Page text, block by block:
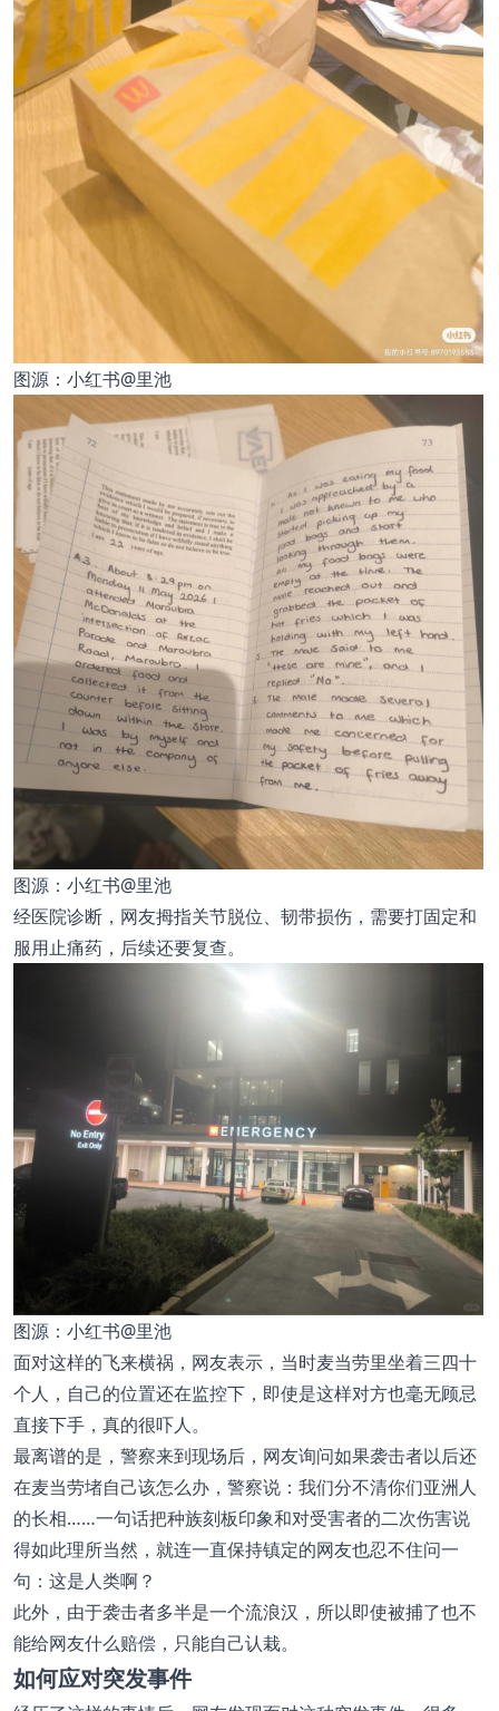
图源：小红书@里池
图源：小红书@里池
经医院诊断，网友拇指关节脱位、韧带损伤，需要打固定和
服用止痛药，后续还要复查。
图源：小红书@里池
面对这样的飞来横祸，网友表示，当时麦当劳里坐着三四十
个人，自己的位置还在监控下，即使是这样对方也毫无顾忌
直接下手，真的很吓人。
最离谱的是，警察来到现场后，网友询问如果袭击者以后还
在麦当劳堵自己该怎么办，警察说：我们分不清你们亚洲人
的长相……一句话把种族刻板印象和对受害者的二次伤害说
得如此理所当然，就连一直保持镇定的网友也忍不住问一
句：这是人类啊？
此外，由于袭击者多半是一个流浪汉，所以即使被捕了也不
能给网友什么赔偿，只能自己认栽。
如何应对突发事件